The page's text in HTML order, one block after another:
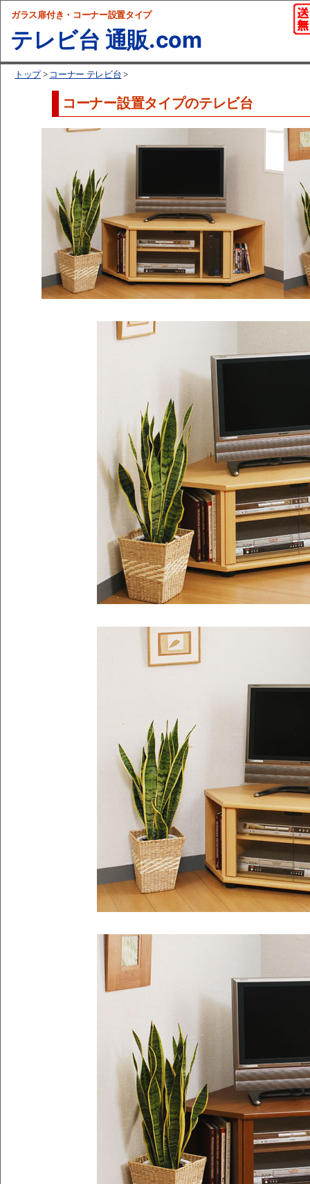
ガラス扉付き・コーナー設置タイプ
テレビ台 通販.com
トップ> コーナー テレビ台 >
コーナー設置タイプのテレビ台